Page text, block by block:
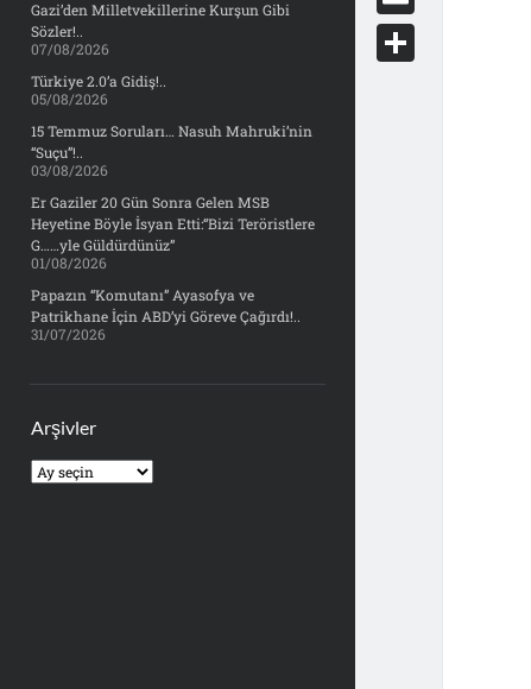
Gazi’den Milletvekillerine Kurşun Gibi
Sözler!..
07/08/2026
Türkiye 2.0’a Gidiş!..
05/08/2026
15 Temmuz Soruları… Nasuh Mahruki’nin
“Suçu”!..
03/08/2026
Er Gaziler 20 Gün Sonra Gelen MSB
Heyetine Böyle İsyan Etti:“Bizi Teröristlere
G……yle Güldürdünüz”
01/08/2026
Papazın “Komutanı” Ayasofya ve
Patrikhane İçin ABD’yi Göreve Çağırdı!..
31/07/2026
Arşivler
Arşivler
y
db
d
d
o
c
E